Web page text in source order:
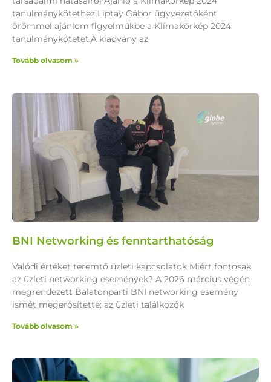
tanulmánykötethez Liptay Gábor ügyvezetőként
örömmel ajánlom figyelmükbe a Klímakörkép 2024
tanulmánykötetet.A kiadvány az
Tovább olvasom »
BNI Networking és fenntarthatóság
Valódi értéket teremtő üzleti kapcsolatok Miért fontosak
az üzleti networking események? A 2026 március végén
megrendezett Balatonparti BNI networking esemény
ismét megerősítette: az üzleti találkozók
Tovább olvasom »